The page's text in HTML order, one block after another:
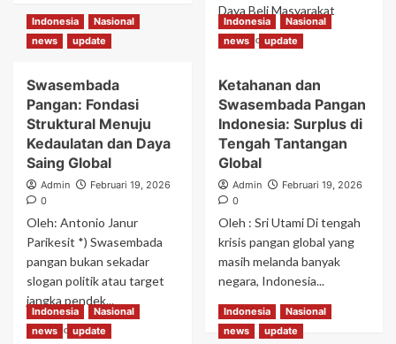
about
Stimulus
Jelang
Gerakkan
Sektor
Riil
Daya Beli Masyarakat
Read MoreRead
Stimulus
Transportasi
Ramadan
Diperkuat,
Pemerintah
Perputaran
dan
Daya
Beli
Masyarakat
Indonesia
Nasional
news
update
Swasembada
Pangan: Fondasi
Struktural Menuju
Kedaulatan dan Daya
Saing Global
Admin
Februari 19, 2026
0
Oleh: Antonio Janur
Parikesit *) Swasembada
pangan bukan sekadar
slogan politik atau target
jangka pendek...
Read MoreRead
Indonesia
Nasional
news
update
Ketahanan dan
Swasembada Pangan
Indonesia: Surplus di
Tengah Tantangan
Global
Admin
Februari 19, 2026
0
Oleh : Sri Utami Di tengah
krisis pangan global yang
masih melanda banyak
negara, Indonesia...
Read MoreRead
more
about
Indonesia
Nasional
news
update
Indonesia
Nasional
news
update